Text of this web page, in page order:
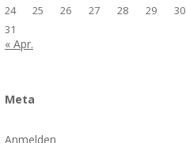
24
25 26 27 28 29
30
31
« Apr.
Meta
Anmelden